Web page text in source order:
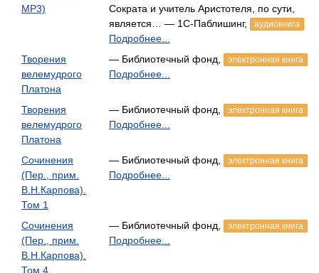
MP3)
Сократа и учитель Аристотеля, по сути,
является… — 1С-Паблишинг,
аудиокнига
Подробнее...
Творения
велемудрого
Платона
— Библиотечный фонд, электронная книга
Подробнее...
Творения
велемудрого
Платона
— Библиотечный фонд, электронная книга
Подробнее...
Сочинения
(Пер., прим.
В.Н.Карпова).
Том 1
— Библиотечный фонд, электронная книга
Подробнее...
Сочинения
(Пер., прим.
В.Н.Карпова).
Том 4
— Библиотечный фонд, электронная книга
Подробнее...